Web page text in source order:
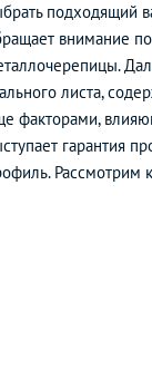
подходящий
внимание
листа,
факторами,
гарантия
Рассмотрим